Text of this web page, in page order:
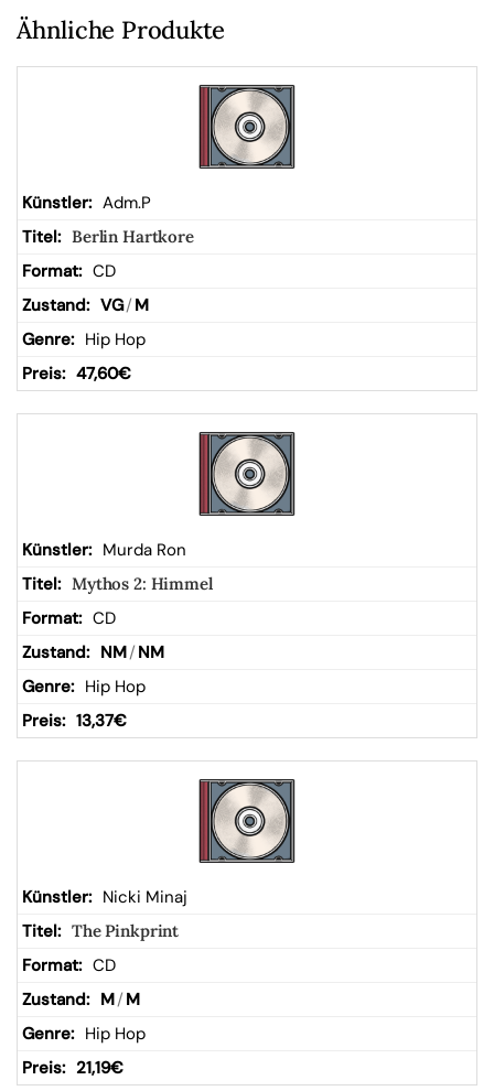
W
kor
b
Ähnliche Produkte
Adm.P
Berlin Hartkore
CD
VG/ M
Hip Hop
47,60€
Murda Ron
Mythos 2: Himmel
CD
NM/ NM
Hip Hop
13,37€
Nicki Minaj
The Pinkprint
CD
M/ M
Hip Hop
21,19€